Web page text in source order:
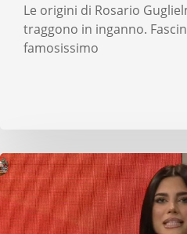
Le origini di Rosario
traggono in inganno.
famosissimo